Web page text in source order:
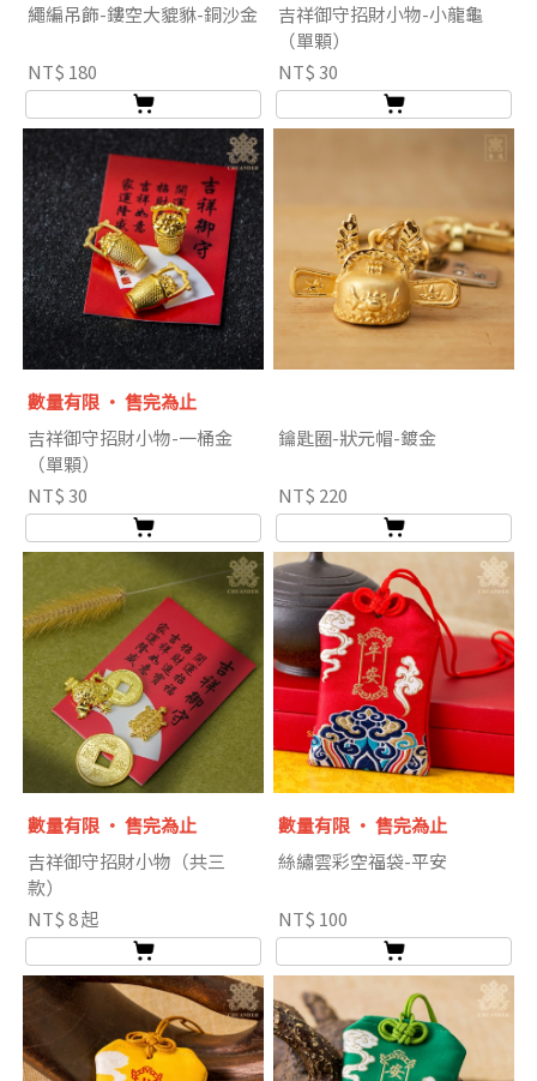
繩編吊飾-鏤空大貔貅-銅沙金
NT$ 180
吉祥御守招財小物-小龍龜
（單顆）
NT$ 30
數量有限 ‧ 售完為止
吉祥御守招財小物-一桶金
（單顆）
NT$ 30
鑰匙圈-狀元帽-鍍金
NT$ 220
數量有限 ‧ 售完為止
吉祥御守招財小物（共三
款）
NT$ 8 起
數量有限 ‧ 售完為止
絲繡雲彩空福袋-平安
NT$ 100